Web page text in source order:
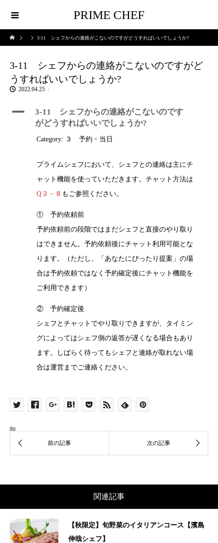
PRIME CHEF
3-11 シェフからの連絡がこないのですがどうすればいいでしょうか?
3-11 シェフからの連絡がこないのですがど
うすればいいでしょうか?
2022.04.25
A
3-11 シェフからの連絡がこないのです
がどうすればいいでしょうか?
Category: ３ 予約・当日
プライムシェフにおいて、シェフとの連絡は主にチ
ャット機能を使っていただきます。チャット方法は
Q３－８ もご参照ください。
① 予約依頼前
予約依頼前の段階ではまだシェフと直接のやり取り
はできません。予約依頼後にチャット利用可能とな
ります。（ただし、「あなたにぴったり提案」の場
合は予約依頼ではなく予約確定後にチャット機能を
ご利用できます）
② 予約確定後
シェフとチャットでやり取りできますが、タイミン
グによってはシェフ側の返答が遅くなる場合もあり
ます。しばらく待ってもシェフと連絡が取れない場
合は運営までご連絡ください。
関連記事
【秋限定】旬野菜のイタリアンコース【濱島
伸哉シェフ】